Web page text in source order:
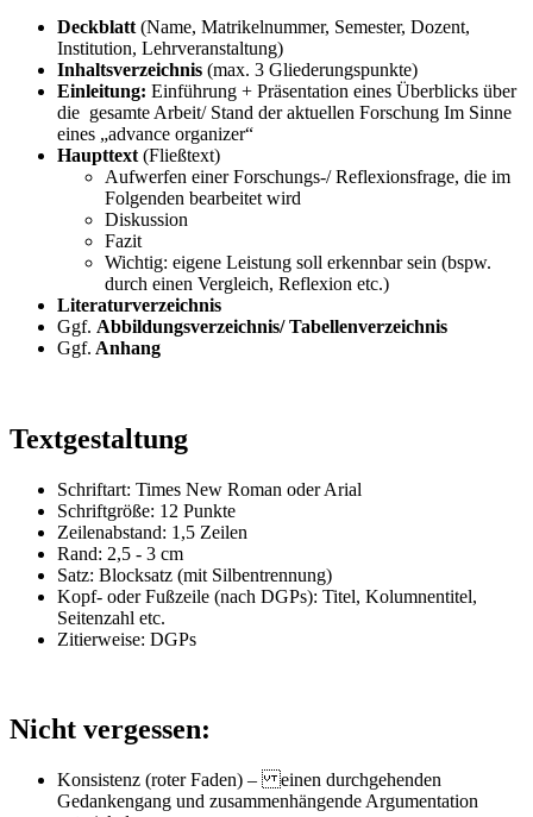
Deckblatt (Name, Matrikelnummer, Semester, Dozent,
Institution, Lehrveranstaltung)
Inhaltsverzeichnis (max. 3 Gliederungspunkte)
Einleitung: Einführung + Präsentation eines Überblicks über
die gesamte Arbeit/ Stand der aktuellen Forschung Im Sinne
eines „advance organizer“
Haupttext (Fließtext)
Aufwerfen einer Forschungs-/ Reflexionsfrage, die im
Folgenden bearbeitet wird
Diskussion
Fazit
Wichtig: eigene Leistung soll erkennbar sein (bspw.
durch einen Vergleich, Reflexion etc.)
Literaturverzeichnis
Ggf. Abbildungsverzeichnis/ Tabellenverzeichnis
Ggf. Anhang
Textgestaltung
Schriftart: Times New Roman oder Arial
Schriftgröße: 12 Punkte
Zeilenabstand: 1,5 Zeilen
Rand: 2,5 - 3 cm
Satz: Blocksatz (mit Silbentrennung)
Kopf- oder Fußzeile (nach DGPs): Titel, Kolumnentitel,
Seitenzahl etc.
Zitierweise: DGPs
Nicht vergessen:
Konsistenz (roter Faden) – einen durchgehenden
Gedankengang und zusammenhängende Argumentation